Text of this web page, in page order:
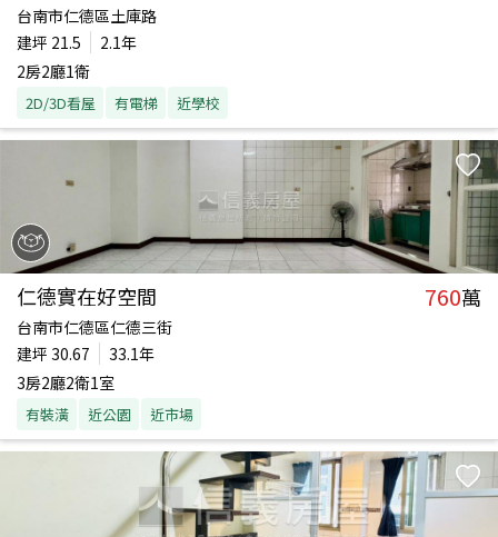
台南市仁德區土庫路
建坪 21.5
2.1年
2房2廳1衛
2D/3D看屋 有電梯 近學校
仁德實在好空間 760萬
台南市仁德區仁德三街
建坪 30.67
33.1年
3房2廳2衛1室
有裝潢 近公園 近市場